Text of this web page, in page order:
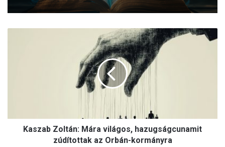
l
Kaszab Zoltán: Mára világos, hazugságcunamit
zúdítottak az Orbán-kormányra